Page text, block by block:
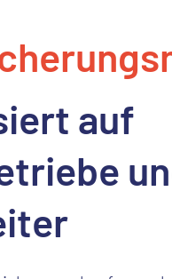
auf